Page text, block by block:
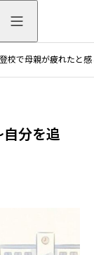
校で母親が疲れたと
分を追